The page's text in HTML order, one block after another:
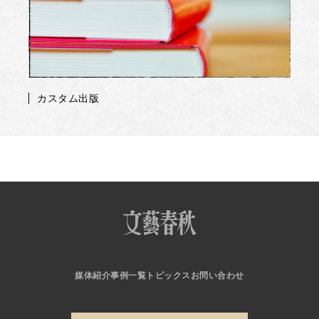
カスタム出版
媒体紹介事例一覧 トピックス お問い合わせ